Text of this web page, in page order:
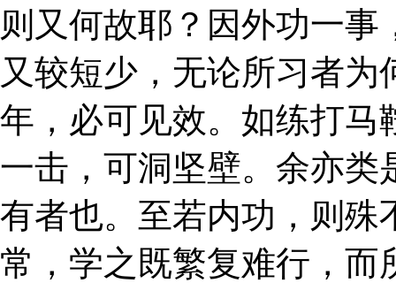
则又何故耶？因外功一
又较短少，无论所习者
年，必可见效。如练打马
一击，可洞坚壁。余亦类
有者也。至若内功，则殊
常，学之既繁复难行，而